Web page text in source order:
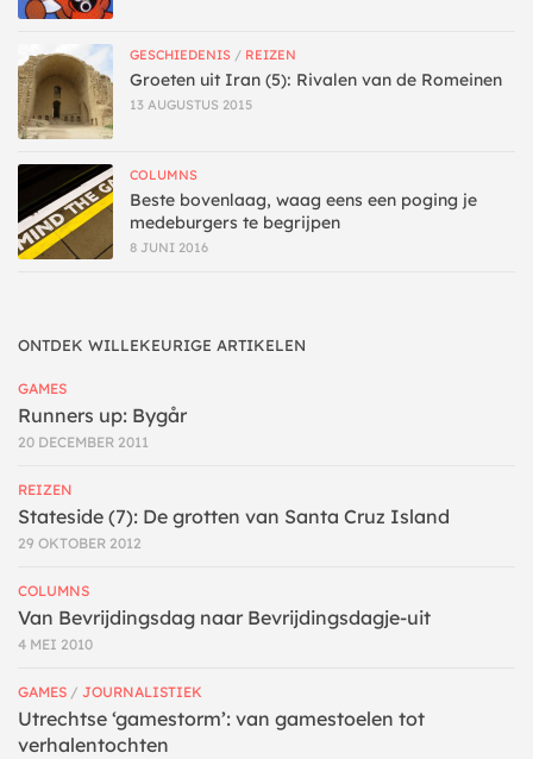
GESCHIEDENIS / REIZEN
Groeten uit Iran (5): Rivalen van de Romeinen
13 AUGUSTUS 2015
COLUMNS
Beste bovenlaag, waag eens een poging je
medeburgers te begrijpen
8 JUNI 2016
ONTDEK WILLEKEURIGE ARTIKELEN
GAMES
Runners up: Bygår
20 DECEMBER 2011
REIZEN
Stateside (7): De grotten van Santa Cruz Island
29 OKTOBER 2012
COLUMNS
Van Bevrijdingsdag naar Bevrijdingsdagje-uit
4 MEI 2010
GAMES / JOURNALISTIEK
Utrechtse ‘gamestorm’: van gamestoelen tot
verhalentochten